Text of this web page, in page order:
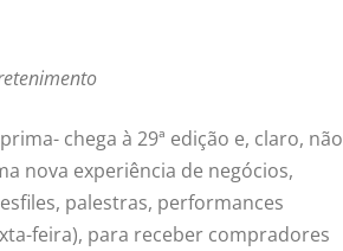
chega à 29ª edição e, claro, não
nova experiência de negócios,
palestras, performances
feira), para receber compradores